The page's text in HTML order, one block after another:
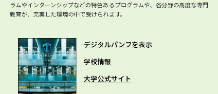
ラムやインターンシップなどの特色あるプログラムや、各分野の高度な専門
教育が、充実した環境の中で受けられます。
デジタルパンフを表示
学校情報
大学公式サイト